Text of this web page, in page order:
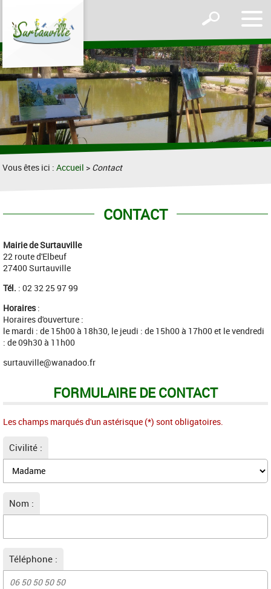
le
Afficher
formulaire
de
recherche
Vous êtes ici :Accueil > Contact
CONTACT
Mairie de Surtauville
22 route d'Elbeuf
27400 Surtauville
Tél. : 02 32 25 97 99
Horaires:
Horaires d'ouverture :
le mardi : de 15h00 à 18h30, le jeudi : de 15h00 à 17h00 et le vendredi
: de 09h30 à 11h00
surtauville@wanadoo.fr
FORMULAIRE DE CONTACT
Les champs marqués d'un astérisque (*) sont obligatoires.
Civilité :
Nom :
Téléphone :